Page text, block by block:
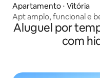
Apartamento ⋅ Vitória
Apt amplo, funcional e
Aluguel por
com